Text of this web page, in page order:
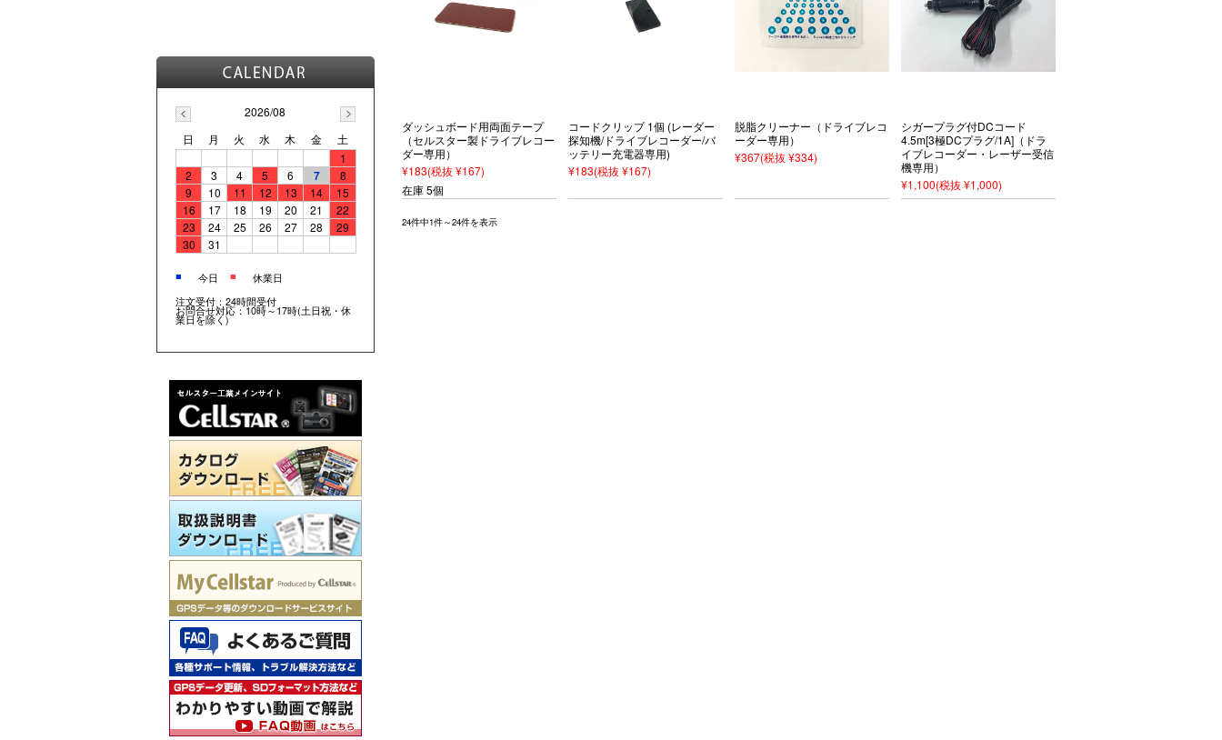
ダッシュボード用両面テープ
（セルスター製ドライブレコー
ダー専用）
¥183(税抜 ¥167)
在庫 5個
コードクリップ 1個 (レーダー
探知機/ドライブレコーダー/バ
ッテリー充電器専用)
¥183(税抜 ¥167)
脱脂クリーナー（ドライブレコ
ーダー専用）
¥367(税抜 ¥334)
シガープラグ付DCコード
4.5m[3極DCプラグ/1A]（ドラ
イブレコーダー・レーザー受信
機専用）
¥1,100(税抜 ¥1,000)
24件中1件～24件を表示
2026/08
日
月 火 水 木 金
土
1
2
3 4 5 6 7
8
9
10 11 12 13 14
15
16
17 18 19 20 21
22
23
24 25 26 27 28
29
30
31
■ 今日 ■
休業日
注文受付：24時間受付
お問合せ対応：10時～17時(土日祝・休
業日を除く)